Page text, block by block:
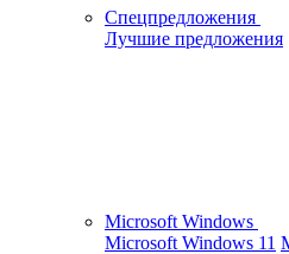
Спецпредложения
Лучшие предложения
Microsoft Windows
Microsoft Windows 11